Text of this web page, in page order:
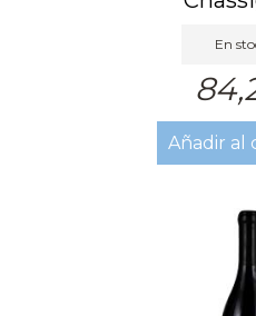
En
Añadir al